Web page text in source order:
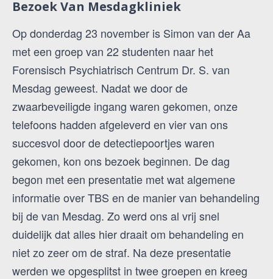
Bezoek Van Mesdagkliniek
Op donderdag 23 november is Simon van der Aa
met een groep van 22 studenten naar het
Forensisch Psychiatrisch Centrum Dr. S. van
Mesdag geweest. Nadat we door de
zwaarbeveiligde ingang waren gekomen, onze
telefoons hadden afgeleverd en vier van ons
succesvol door de detectiepoortjes waren
gekomen, kon ons bezoek beginnen. De dag
begon met een presentatie met wat algemene
informatie over TBS en de manier van behandeling
bij de van Mesdag. Zo werd ons al vrij snel
duidelijk dat alles hier draait om behandeling en
niet zo zeer om de straf. Na deze presentatie
werden we opgesplitst in twee groepen en kreeg